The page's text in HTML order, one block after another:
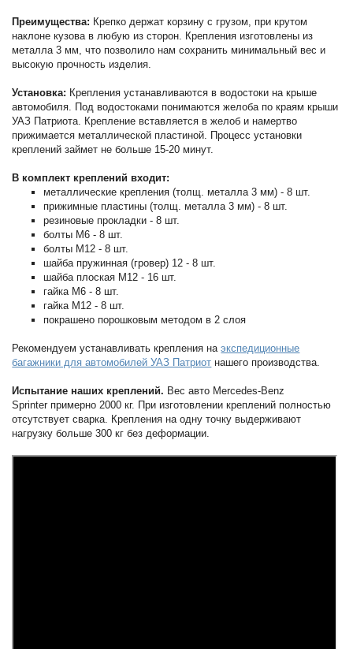
Преимущества: Крепко держат корзину с грузом, при крутом
наклоне кузова в любую из сторон. Крепления изготовлены из
металла 3 мм, что позволило нам сохранить минимальный вес и
высокую прочность изделия.
Установка: Крепления устанавливаются в водостоки на крыше
автомобиля. Под водостоками понимаются желоба по краям крыши
УАЗ Патриота. Крепление вставляется в желоб и намертво
прижимается металлической пластиной. Процесс установки
креплений займет не больше 15-20 минут.
В комплект креплений входит:
металлические крепления (толщ. металла 3 мм) - 8 шт.
прижимные пластины (толщ. металла 3 мм) - 8 шт.
резиновые прокладки - 8 шт.
болты М6 - 8 шт.
болты М12 - 8 шт.
шайба пружинная (гровер) 12 - 8 шт.
шайба плоская М12 - 16 шт.
гайка М6 - 8 шт.
гайка М12 - 8 шт.
покрашено порошковым методом в 2 слоя
Рекомендуем устанавливать крепления наэкспедиционные
багажники для автомобилей УАЗ Патриот нашего производства.
Испытание наших креплений. Вес авто Mercedes-Benz
Sprinter примерно 2000 кг. При изготовлении креплений полностью
отсутствует сварка. Крепления на одну точку выдерживают
нагрузку больше 300 кг без деформации.